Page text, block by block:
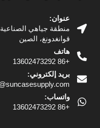
عنوان:
منطقة جياهي
قوانغدونغ، الصين
هاتف
+86 13602473292
بريد إلكتروني:
واتساب:
+86 13602473292